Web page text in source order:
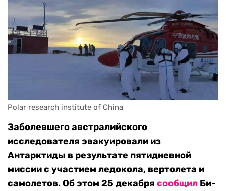
Polar research institute of China
Заболевшего австралийского
исследователя эвакуировали из
Антарктиды в результате пятидневной
миссии с участием ледокола, вертолета и
самолетов. Об этом 25 декабря сообщил Би-